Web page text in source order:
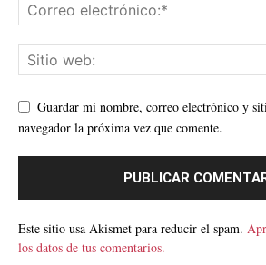
Guardar mi nombre, correo electrónico y
navegador la próxima vez que comente.
Este sitio usa Akismet para reducir el spam.
los datos de tus comentarios.